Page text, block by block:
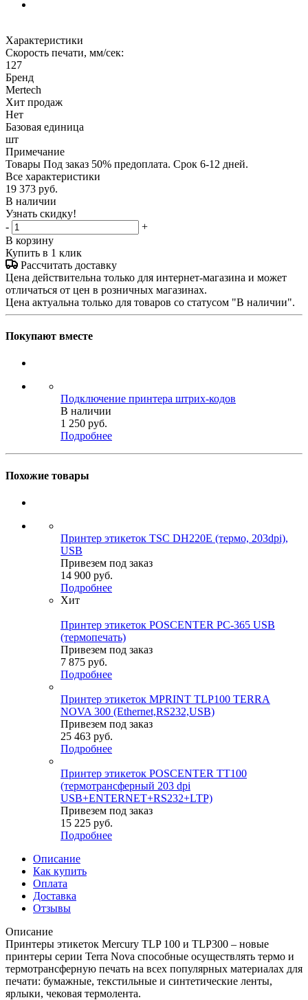
Характеристики
Скорость печати, мм/сек:
127
Бренд
Mertech
Хит продаж
Нет
Базовая единица
шт
Примечание
Товары Под заказ 50% предоплата. Срок 6-12 дней.
Все характеристики
19 373 руб.
В наличии
Узнать скидку!
-
+
В корзину
Купить в 1 клик
Рассчитать доставку
Цена действительна только для интернет-магазина и может
отличаться от цен в розничных магазинах.
Цена актуальна только для товаров со статусом "В наличии".
Покупают вместе
Подключение принтера штрих-кодов
В наличии
1 250 руб.
Подробнее
Похожие товары
Принтер этикеток TSC DH220E (термо, 203dpi),
USB
Привезем под заказ
14 900 руб.
Подробнее
Хит
Принтер этикеток POSCENTER PC-365 USB
(термопечать)
Привезем под заказ
7 875 руб.
Подробнее
Принтер этикеток MPRINT TLP100 TERRA
NOVA 300 (Ethernet,RS232,USB)
Привезем под заказ
25 463 руб.
Подробнее
Принтер этикеток POSCENTER TT100
(термотрансферный 203 dpi
USB+ENTERNET+RS232+LTP)
Привезем под заказ
15 225 руб.
Подробнее
Описание
Как купить
Оплата
Доставка
Отзывы
Описание
Принтеры этикеток Mercury TLP 100 и TLP300 – новые
принтеры серии Terra Nova способные осуществлять термо и
термотрансферную печать на всех популярных материалах для
печати: бумажные, текстильные и синтетические ленты,
ярлыки, чековая термолента.